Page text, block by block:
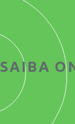
SAIBA